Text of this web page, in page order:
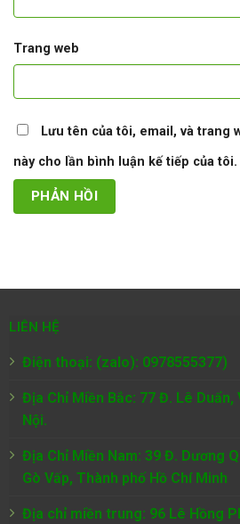
Trang web
Lưu tên của tôi, email, và trang
này cho lần bình luận kế tiếp của tôi.
LIÊN HỆ
Điện thoại: (zalo): 0978555377)
Địa Chỉ Miền Bắc: 77 Đ. Lê Duẩn,
Nội.
Địa Chỉ Miền Nam: 39 Đ. Dương
Gò Vấp, Thành phố Hồ Chí Minh
Địa chỉ miền trung: 96 Lê Hồng